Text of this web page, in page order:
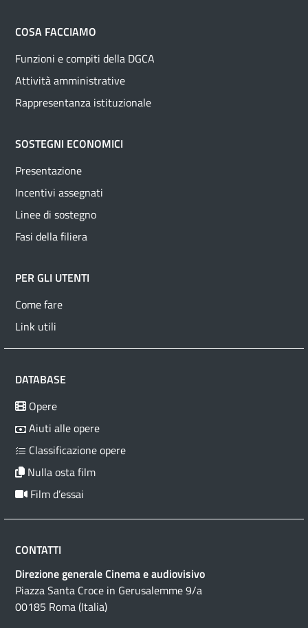
COSA FACCIAMO
Funzioni e compiti della DGCA
Attività amministrative
Rappresentanza istituzionale
SOSTEGNI ECONOMICI
Presentazione
Incentivi assegnati
Linee di sostegno
Fasi della filiera
PER GLI UTENTI
Come fare
Link utili
DATABASE
Opere
Aiuti alle opere
Classificazione opere
Nulla osta film
Film d’essai
CONTATTI
Direzione generale Cinema e audiovisivo
Piazza Santa Croce in Gerusalemme 9/a
00185 Roma (Italia)